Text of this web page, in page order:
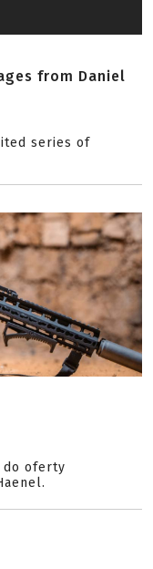
from Daniel
series of
do oferty